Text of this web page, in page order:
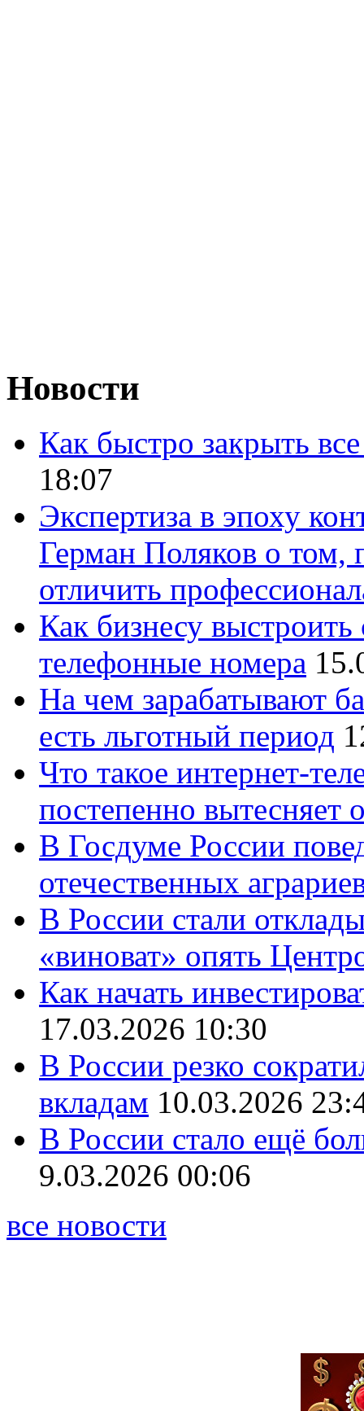
Новости
Как быстро закрыть
18:07
Экспертиза в эпоху
Герман Поляков о том,
отличить
Как бизнесу
телефонные номера
На чем зарабатывают
есть льготный период
Что такое интернет-
постепенно вытесняет
В Госдуме России
отечественных
В России стали
«виноват» опять
Как начать
17.03.2026 10:30
В России резко
вкладам 10.03.2026
В России стало ещё
9.03.2026 00:06
все новости